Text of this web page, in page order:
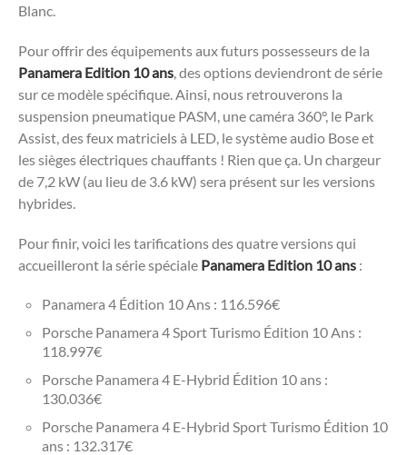
Blanc.
Pour offrir des équipements aux futurs possesseurs de la
Panamera Edition 10 ans, des options deviendront de série
sur ce modèle spécifique. Ainsi, nous retrouverons la
suspension pneumatique PASM, une caméra 360°, le Park
Assist, des feux matriciels à LED, le système audio Bose et
les sièges électriques chauffants ! Rien que ça. Un chargeur
de 7,2 kW (au lieu de 3.6 kW) sera présent sur les versions
hybrides.
Pour finir, voici les tarifications des quatre versions qui
accueilleront la série spéciale Panamera Edition 10 ans :
Panamera 4 Édition 10 Ans : 116.596€
Porsche Panamera 4 Sport Turismo Édition 10 Ans :
118.997€
Porsche Panamera 4 E-Hybrid Édition 10 ans :
130.036€
Porsche Panamera 4 E-Hybrid Sport Turismo Édition 10
ans : 132.317€